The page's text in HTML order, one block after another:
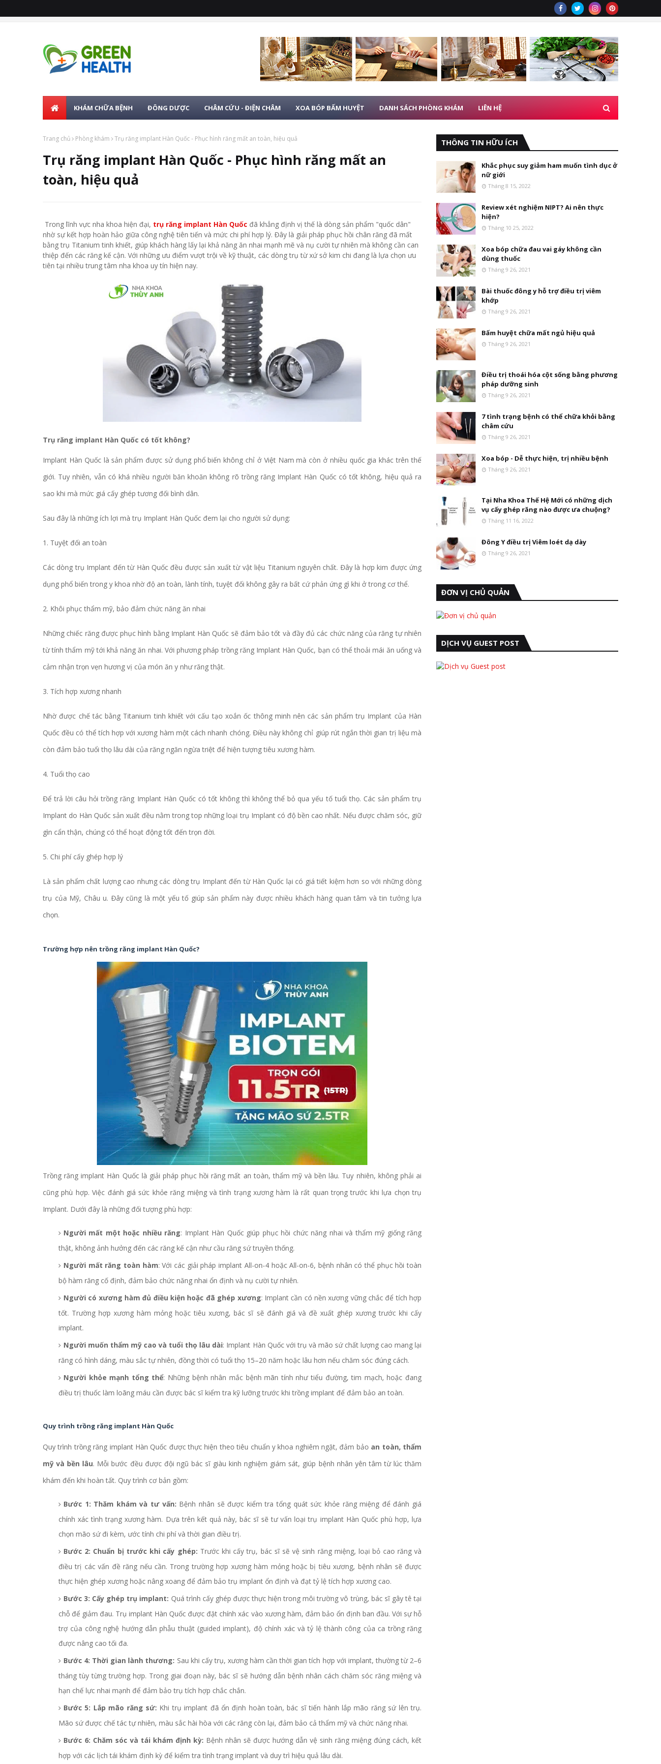
KHÁM CHỮA BỆNH ĐÔNG DƯỢC CHÂM CỨU - ĐIỆN CHÂM XOA BÓP BẤM HUYỆT DANH SÁCH PHÒNG KHÁM LIÊN HỆ
Trang chủ Phòng khám Trụ răng implant Hàn Quốc - Phục hình răng mất an toàn, hiệu quả
Trụ răng implant Hàn Quốc - Phục hình răng mất an
toàn, hiệu quả
Trong lĩnh vực nha khoa hiện đại, trụ răng implant Hàn Quốc đã khẳng định vị thế là dòng sản phẩm "quốc dân"
nhờ sự kết hợp hoàn hảo giữa công nghệ tiên tiến và mức chi phí hợp lý. Đây là giải pháp phục hồi chân răng đã mất
bằng trụ Titanium tinh khiết, giúp khách hàng lấy lại khả năng ăn nhai mạnh mẽ và nụ cười tự nhiên mà không cần can
thiệp đến các răng kế cận. Với những ưu điểm vượt trội về kỹ thuật, các dòng trụ từ xứ sở kim chi đang là lựa chọn ưu
tiên tại nhiều trung tâm nha khoa uy tín hiện nay.
Trụ răng implant Hàn Quốc có tốt không?
Implant Hàn Quốc là sản phẩm được sử dụng phổ biến không chỉ ở Việt Nam mà còn ở nhiều quốc gia khác trên thế
giới. Tuy nhiên, vẫn có khá nhiều người băn khoăn không rõ trồng răng Implant Hàn Quốc có tốt không, hiệu quả ra
sao khi mà mức giá cấy ghép tương đối bình dân.
Sau đây là những ích lợi mà trụ Implant Hàn Quốc đem lại cho người sử dụng:
1. Tuyệt đối an toàn
Các dòng trụ Implant đến từ Hàn Quốc đều được sản xuất từ vật liệu Titanium nguyên chất. Đây là hợp kim được ứng
dụng phổ biến trong y khoa nhờ độ an toàn, lành tính, tuyệt đối không gây ra bất cứ phản ứng gì khi ở trong cơ thể.
2. Khôi phục thẩm mỹ, bảo đảm chức năng ăn nhai
Những chiếc răng được phục hình bằng Implant Hàn Quốc sẽ đảm bảo tốt và đầy đủ các chức năng của răng tự nhiên
từ tính thẩm mỹ tới khả năng ăn nhai. Với phương pháp trồng răng Implant Hàn Quốc, bạn có thể thoải mái ăn uống và
cảm nhận trọn vẹn hương vị của món ăn y như răng thật.
3. Tích hợp xương nhanh
Nhờ được chế tác bằng Titanium tinh khiết với cấu tạo xoắn ốc thông minh nên các sản phẩm trụ Implant của Hàn
Quốc đều có thể tích hợp với xương hàm một cách nhanh chóng. Điều này không chỉ giúp rút ngắn thời gian trị liệu mà
còn đảm bảo tuổi thọ lâu dài của răng ngăn ngừa triệt để hiện tượng tiêu xương hàm.
4. Tuổi thọ cao
Để trả lời câu hỏi trồng răng Implant Hàn Quốc có tốt không thì không thể bỏ qua yếu tố tuổi thọ. Các sản phẩm trụ
Implant do Hàn Quốc sản xuất đều nằm trong top những loại trụ Implant có độ bền cao nhất. Nếu được chăm sóc, giữ
gìn cẩn thận, chúng có thể hoạt động tốt đến trọn đời.
5. Chi phí cấy ghép hợp lý
Là sản phẩm chất lượng cao nhưng các dòng trụ Implant đến từ Hàn Quốc lại có giá tiết kiệm hơn so với những dòng
trụ của Mỹ, Châu u. Đây cũng là một yếu tố giúp sản phẩm này được nhiều khách hàng quan tâm và tin tưởng lựa
chọn.
Trường hợp nên trồng răng implant Hàn Quốc?
Trồng răng implant Hàn Quốc là giải pháp phục hồi răng mất an toàn, thẩm mỹ và bền lâu. Tuy nhiên, không phải ai
cũng phù hợp. Việc đánh giá sức khỏe răng miệng và tình trạng xương hàm là rất quan trọng trước khi lựa chọn trụ
Implant. Dưới đây là những đối tượng phù hợp:
Người mất một hoặc nhiều răng: Implant Hàn Quốc giúp phục hồi chức năng nhai và thẩm mỹ giống răng
thật, không ảnh hưởng đến các răng kế cận như cầu răng sứ truyền thống.
Người mất răng toàn hàm: Với các giải pháp implant All-on-4 hoặc All-on-6, bệnh nhân có thể phục hồi toàn
bộ hàm răng cố định, đảm bảo chức năng nhai ổn định và nụ cười tự nhiên.
Người có xương hàm đủ điều kiện hoặc đã ghép xương: Implant cần có nền xương vững chắc để tích hợp
tốt. Trường hợp xương hàm mỏng hoặc tiêu xương, bác sĩ sẽ đánh giá và đề xuất ghép xương trước khi cấy
implant.
Người muốn thẩm mỹ cao và tuổi thọ lâu dài: Implant Hàn Quốc với trụ và mão sứ chất lượng cao mang lại
răng có hình dáng, màu sắc tự nhiên, đồng thời có tuổi thọ 15–20 năm hoặc lâu hơn nếu chăm sóc đúng cách.
Người khỏe mạnh tổng thể: Những bệnh nhân mắc bệnh mãn tính như tiểu đường, tim mạch, hoặc đang
điều trị thuốc làm loãng máu cần được bác sĩ kiểm tra kỹ lưỡng trước khi trồng implant để đảm bảo an toàn.
Quy trình trồng răng implant Hàn Quốc
Quy trình trồng răng implant Hàn Quốc được thực hiện theo tiêu chuẩn y khoa nghiêm ngặt, đảm bảo an toàn, thẩm
mỹ và bền lâu. Mỗi bước đều được đội ngũ bác sĩ giàu kinh nghiệm giám sát, giúp bệnh nhân yên tâm từ lúc thăm
khám đến khi hoàn tất. Quy trình cơ bản gồm:
Bước 1: Thăm khám và tư vấn: Bệnh nhân sẽ được kiểm tra tổng quát sức khỏe răng miệng để đánh giá
chính xác tình trạng xương hàm. Dựa trên kết quả này, bác sĩ sẽ tư vấn loại trụ implant Hàn Quốc phù hợp, lựa
chọn mão sứ đi kèm, ước tính chi phí và thời gian điều trị.
Bước 2: Chuẩn bị trước khi cấy ghép: Trước khi cấy trụ, bác sĩ sẽ vệ sinh răng miệng, loại bỏ cao răng và
điều trị các vấn đề răng nếu cần. Trong trường hợp xương hàm mỏng hoặc bị tiêu xương, bệnh nhân sẽ được
thực hiện ghép xương hoặc nâng xoang để đảm bảo trụ implant ổn định và đạt tỷ lệ tích hợp xương cao.
Bước 3: Cấy ghép trụ implant: Quá trình cấy ghép được thực hiện trong môi trường vô trùng, bác sĩ gây tê tại
chỗ để giảm đau. Trụ implant Hàn Quốc được đặt chính xác vào xương hàm, đảm bảo ổn định ban đầu. Với sự hỗ
trợ của công nghệ hướng dẫn phẫu thuật (guided implant), độ chính xác và tỷ lệ thành công của ca trồng răng
được nâng cao tối đa.
Bước 4: Thời gian lành thương: Sau khi cấy trụ, xương hàm cần thời gian tích hợp với implant, thường từ 2–6
tháng tùy từng trường hợp. Trong giai đoạn này, bác sĩ sẽ hướng dẫn bệnh nhân cách chăm sóc răng miệng và
hạn chế lực nhai mạnh để đảm bảo trụ tích hợp chắc chắn.
Bước 5: Lắp mão răng sứ: Khi trụ implant đã ổn định hoàn toàn, bác sĩ tiến hành lắp mão răng sứ lên trụ.
Mão sứ được chế tác tự nhiên, màu sắc hài hòa với các răng còn lại, đảm bảo cả thẩm mỹ và chức năng nhai.
Bước 6: Chăm sóc và tái khám định kỳ: Bệnh nhân sẽ được hướng dẫn vệ sinh răng miệng đúng cách, kết
hợp với các lịch tái khám định kỳ để kiểm tra tình trạng implant và duy trì hiệu quả lâu dài.
THÔNG TIN HỮU ÍCH
Khắc phục suy giảm ham muốn tình dục ở
nữ giới
Tháng 8 15, 2022
Review xét nghiệm NIPT? Ai nên thực
hiện?
Tháng 10 25, 2022
Xoa bóp chữa đau vai gáy không cần
dùng thuốc
Tháng 9 26, 2021
Bài thuốc đông y hỗ trợ điều trị viêm
khớp
Tháng 9 26, 2021
Bấm huyệt chữa mất ngủ hiệu quả
Tháng 9 26, 2021
Điều trị thoái hóa cột sống bằng phương
pháp dưỡng sinh
Tháng 9 26, 2021
7 tình trạng bệnh có thể chữa khỏi bằng
châm cứu
Tháng 9 26, 2021
Xoa bóp - Dễ thực hiện, trị nhiều bệnh
Tháng 9 26, 2021
Tại Nha Khoa Thế Hệ Mới có những dịch
vụ cấy ghép răng nào được ưa chuộng?
Tháng 11 16, 2022
Đông Y điều trị Viêm loét dạ dày
Tháng 9 26, 2021
ĐƠN VỊ CHỦ QUẢN
DỊCH VỤ GUEST POST